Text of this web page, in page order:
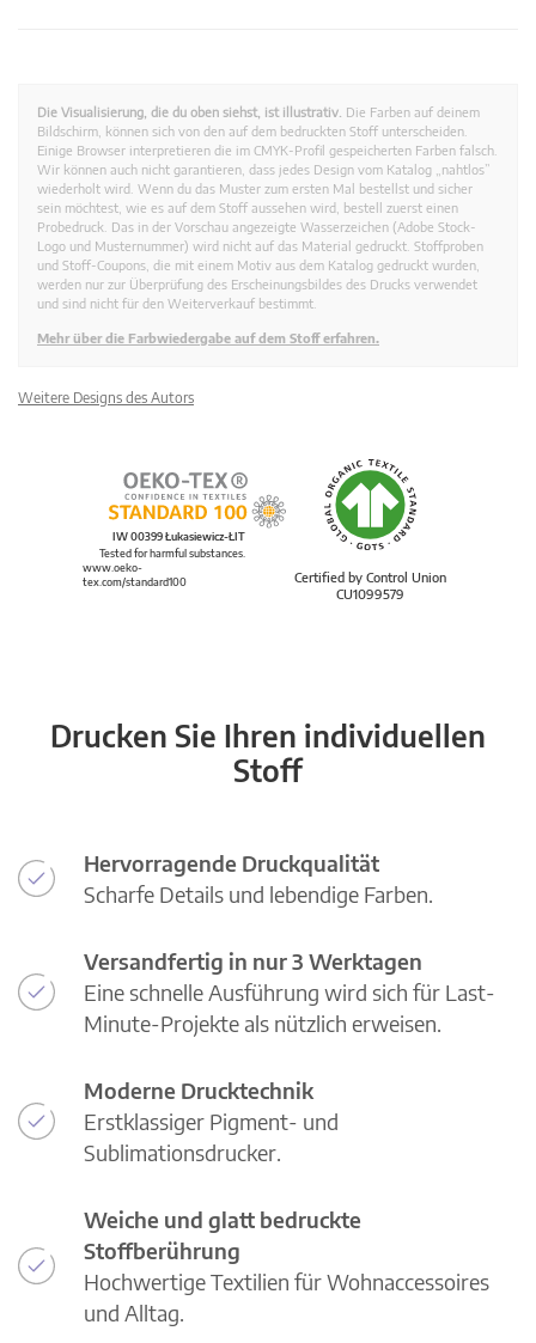
Die Visualisierung, die du oben siehst, ist illustrativ. Die Farben auf deinem
Bildschirm, können sich von den auf dem bedruckten Stoff unterscheiden.
Einige Browser interpretieren die im CMYK-Profil gespeicherten Farben falsch.
Wir können auch nicht garantieren, dass jedes Design vom Katalog „nahtlos”
wiederholt wird. Wenn du das Muster zum ersten Mal bestellst und sicher
sein möchtest, wie es auf dem Stoff aussehen wird, bestell zuerst einen
Probedruck. Das in der Vorschau angezeigte Wasserzeichen (Adobe Stock-
Logo und Musternummer) wird nicht auf das Material gedruckt. Stoffproben
und Stoff-Coupons, die mit einem Motiv aus dem Katalog gedruckt wurden,
werden nur zur Überprüfung des Erscheinungsbildes des Drucks verwendet
und sind nicht für den Weiterverkauf bestimmt.
Mehr über die Farbwiedergabe auf dem Stoff erfahren.
Weitere Designs des Autors
Certified by Control Union
CU1099579
IW 00399 Łukasiewicz-ŁIT
Tested for harmful substances.
www.oeko-
tex.com/standard100
Drucken Sie Ihren individuellen
Stoff
Hervorragende Druckqualität
Scharfe Details und lebendige Farben.
Versandfertig in nur 3 Werktagen
Eine schnelle Ausführung wird sich für Last-
Minute-Projekte als nützlich erweisen.
Moderne Drucktechnik
Erstklassiger Pigment- und
Sublimationsdrucker.
Weiche und glatt bedruckte
Stoffberührung
Hochwertige Textilien für Wohnaccessoires
und Alltag.